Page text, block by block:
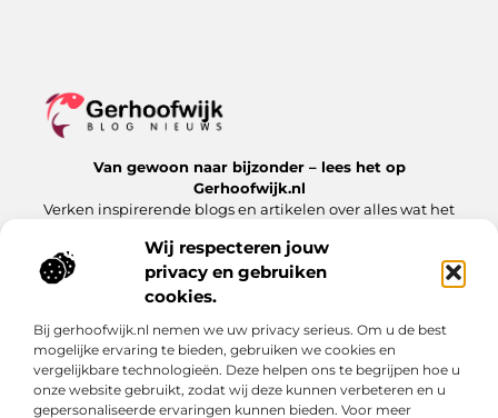
Wij respecteren jouw
privacy en gebruiken
cookies.
Bij gerhoofwijk.nl nemen we uw privacy serieus. Om u de best
mogelijke ervaring te bieden, gebruiken we cookies en
vergelijkbare technologieën. Deze helpen ons te begrijpen hoe u
onze website gebruikt, zodat wij deze kunnen verbeteren en u
gepersonaliseerde ervaringen kunnen bieden. Voor meer
Van gewoon naar bijzonder – lees het op
Gerhoofwijk.nl
Verken inspirerende blogs en artikelen over alles wat het
Bericht categorie
Onze informatie